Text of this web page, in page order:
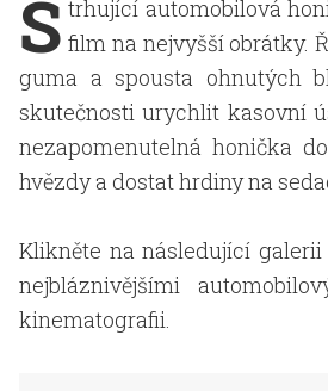
S trhující automobilová
film na nejvyšší obrátky.
guma a spousta ohnutých
skutečnosti urychlit kasovní
nezapomenutelná honička
hvězdy a dostat hrdiny na
Klikněte na následující
nejbláznivějšími
kinematografii.